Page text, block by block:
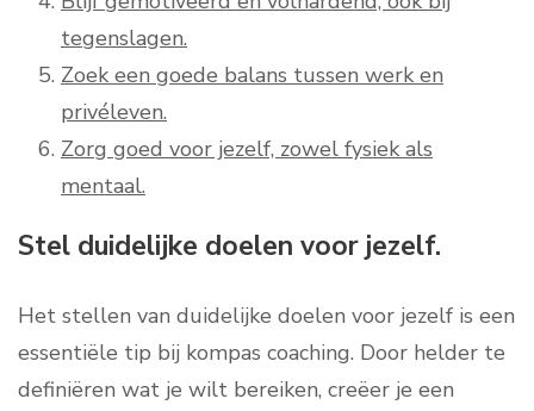
tegenslagen.
Zoek een goede balans tussen werk en
privéleven.
Zorg goed voor jezelf, zowel fysiek als
mentaal.
Stel duidelijke doelen voor jezelf.
Het stellen van duidelijke doelen voor jezelf is een
essentiële tip bij kompas coaching. Door helder te
definiëren wat je wilt bereiken, creëer je een